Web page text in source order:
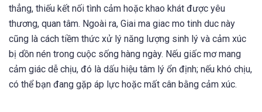
thẳng, thiếu kết nối tình cảm hoặc khao khát được yêu
thương, quan tâm. Ngoài ra, Giai ma giac mo tinh duc này
cũng là cách tiềm thức xử lý năng lượng sinh lý và cảm xúc
bị dồn nén trong cuộc sống hàng ngày. Nếu giấc mơ mang
cảm giác dễ chịu, đó là dấu hiệu tâm lý ổn định; nếu khó chịu,
có thể bạn đang gặp áp lực hoặc mất cân bằng cảm xúc.